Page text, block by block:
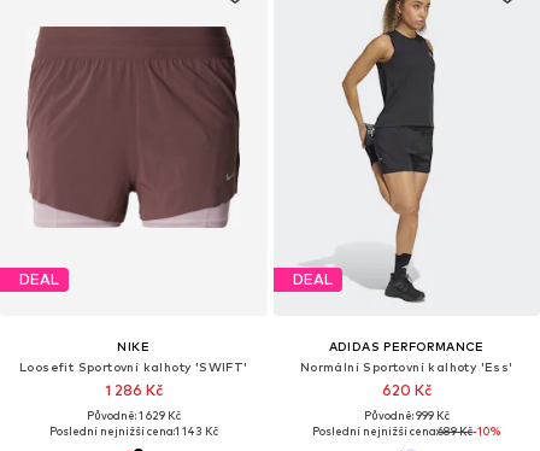
DEAL
NIKE
Loosefit Sportovní kalhoty 'SWIFT'
1 286 Kč
Původně: 1 629 Kč
Poslední nejnižší cena:1 143 Kč
DEAL
ADIDAS PERFORMANCE
Normální Sportovní kalhoty 'Ess'
620 Kč
Původně: 999 Kč
Poslední nejnižší cena:689 Kč-10%